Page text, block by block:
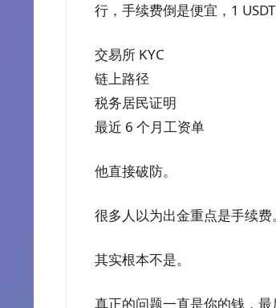
行，手续费倒是便宜，1
交易所 KYC
链上路径
税务居民证明
最近 6 个月工资单
他直接破防。
很多人以为出金重点是手续费。
其实根本不是。
真正的问题一直是你的钱，最